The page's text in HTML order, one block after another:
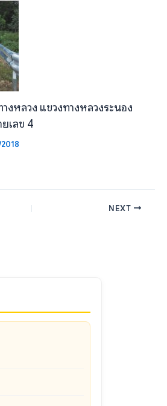
งหลวง แขวงทางหลวงระนอง
เลข 4
NEXT